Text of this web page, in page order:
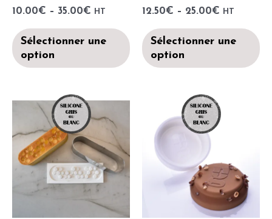
10.00€ – 35.00€ HT
Sélectionner une
option
12.50€ – 25.00€ HT
Sélectionner une
option